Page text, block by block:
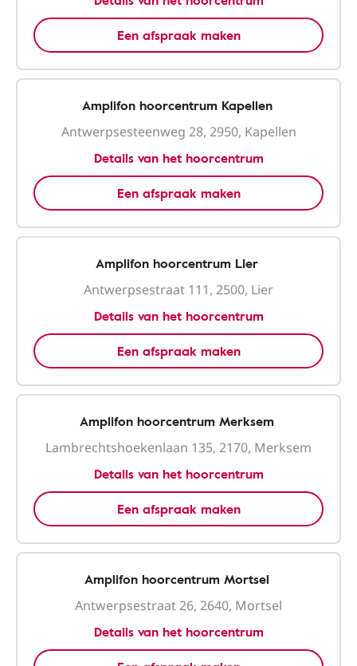
Een afspraak maken
Amplifon hoorcentrum Kapellen
Antwerpsesteenweg 28, 2950, Kapellen
Details van het hoorcentrum
Een afspraak maken
Amplifon hoorcentrum Lier
Antwerpsestraat 111, 2500, Lier
Details van het hoorcentrum
Een afspraak maken
Amplifon hoorcentrum Merksem
Lambrechtshoekenlaan 135, 2170, Merksem
Details van het hoorcentrum
Een afspraak maken
Amplifon hoorcentrum Mortsel
Antwerpsestraat 26, 2640, Mortsel
Details van het hoorcentrum